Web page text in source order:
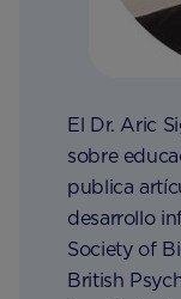
El Dr. Aric
sobre
publica
desarrollo
Society of
British